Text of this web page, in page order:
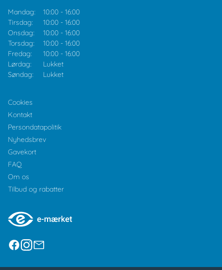
Mandag: 10:00 - 16:00
Tirsdag:
10:00 - 16:00
Onsdag:
10:00 - 16:00
Torsdag:
10:00 - 16:00
Fredag:
10:00 - 16:00
Lørdag:
Lukket
Søndag:
Lukket
Cookies
Kontakt
Persondatapolitik
Nyhedsbrev
Gavekort
FAQ
Om os
Tilbud og rabatter